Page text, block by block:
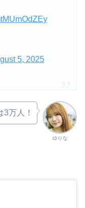
5, 2025
ゆりな
万人！